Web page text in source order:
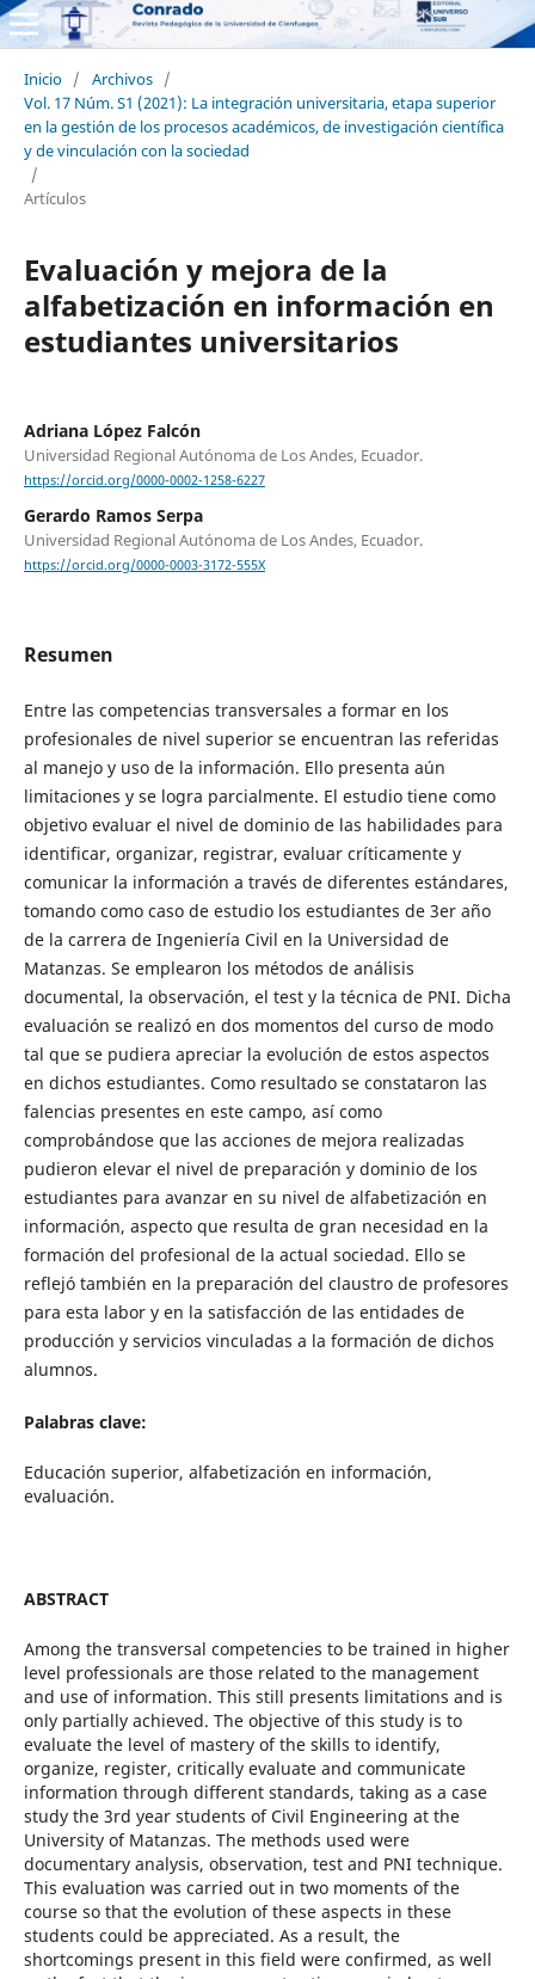
Inicio / Archivos /
Vol. 17 Núm. S1 (2021): La integración universitaria, etapa superior
en la gestión de los procesos académicos, de investigación científica
y de vinculación con la sociedad
/
Artículos
Evaluación y mejora de la
alfabetización en información en
estudiantes universitarios
Adriana López Falcón
Universidad Regional Autónoma de Los Andes, Ecuador.
https://orcid.org/0000-0002-1258-6227
Gerardo Ramos Serpa
Universidad Regional Autónoma de Los Andes, Ecuador.
https://orcid.org/0000-0003-3172-555X
Resumen
Entre las competencias transversales a formar en los
profesionales de nivel superior se encuentran las referidas
al manejo y uso de la información. Ello presenta aún
limitaciones y se logra parcialmente. El estudio tiene como
objetivo evaluar el nivel de dominio de las habilidades para
identificar, organizar, registrar, evaluar críticamente y
comunicar la información a través de diferentes estándares,
tomando como caso de estudio los estudiantes de 3er año
de la carrera de Ingeniería Civil en la Universidad de
Matanzas. Se emplearon los métodos de análisis
documental, la observación, el test y la técnica de PNI. Dicha
evaluación se realizó en dos momentos del curso de modo
tal que se pudiera apreciar la evolución de estos aspectos
en dichos estudiantes. Como resultado se constataron las
falencias presentes en este campo, así como
comprobándose que las acciones de mejora realizadas
pudieron elevar el nivel de preparación y dominio de los
estudiantes para avanzar en su nivel de alfabetización en
información, aspecto que resulta de gran necesidad en la
formación del profesional de la actual sociedad. Ello se
reflejó también en la preparación del claustro de profesores
para esta labor y en la satisfacción de las entidades de
producción y servicios vinculadas a la formación de dichos
alumnos.
Palabras clave:
Educación superior, alfabetización en información,
evaluación.
ABSTRACT
Among the transversal competencies to be trained in higher
level professionals are those related to the management
and use of information. This still presents limitations and is
only partially achieved. The objective of this study is to
evaluate the level of mastery of the skills to identify,
organize, register, critically evaluate and communicate
information through different standards, taking as a case
study the 3rd year students of Civil Engineering at the
University of Matanzas. The methods used were
documentary analysis, observation, test and PNI technique.
This evaluation was carried out in two moments of the
course so that the evolution of these aspects in these
students could be appreciated. As a result, the
shortcomings present in this field were confirmed, as well